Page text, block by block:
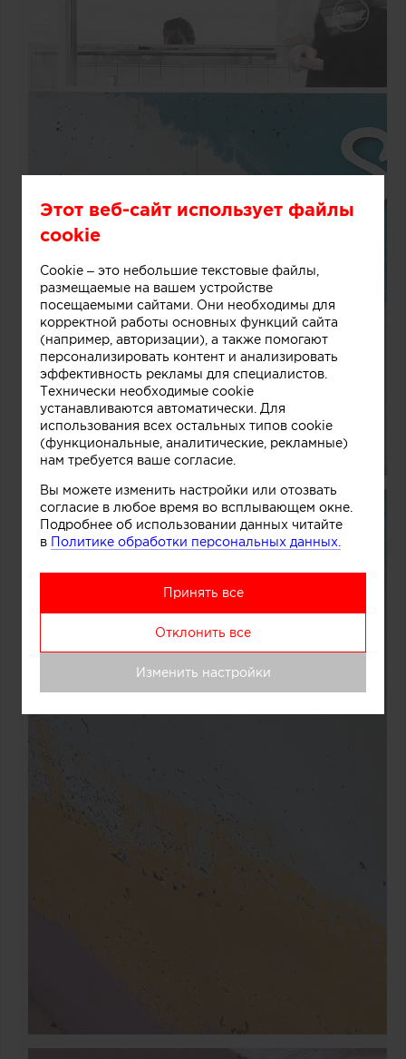
Этот веб-сайт использует файлы
cookie
Cookie – это небольшие текстовые файлы,
размещаемые на вашем устройстве
посещаемыми сайтами. Они необходимы для
корректной работы основных функций сайта
(например, авторизации), а также помогают
персонализировать контент и анализировать
эффективность рекламы для специалистов.
Технически необходимые cookie
устанавливаются автоматически. Для
использования всех остальных типов cookie
(функциональные, аналитические, рекламные)
нам требуется ваше согласие.
Вы можете изменить настройки или отозвать
согласие в любое время во всплывающем окне.
Подробнее об использовании данных читайте
в Политике обработки персональных данных.
Принять все
Отклонить все
Изменить настройки